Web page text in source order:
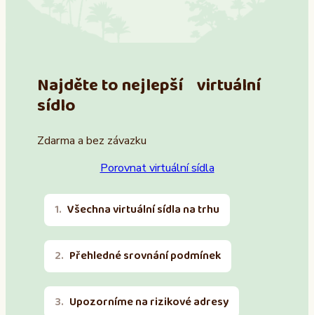
Najděte to nejlepší virtuální
sídlo
Zdarma a bez závazku
Porovnat virtuální sídla
Všechna virtuální sídla na trhu
Přehledné srovnání podmínek
Upozorníme na rizikové adresy